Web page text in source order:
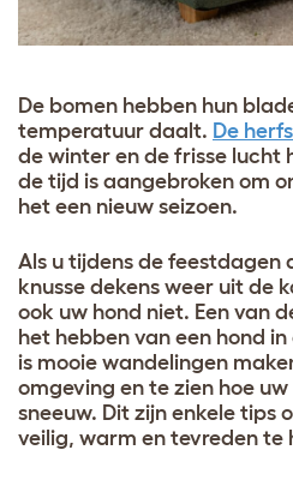
De bomen hebben hun
temperatuur daalt. De
de winter en de frisse lucht
de tijd is aangebroken om
het een nieuw seizoen.
Als u tijdens de feestdagen
knusse dekens weer uit de
ook uw hond niet. Een van
het hebben van een hond
is mooie wandelingen
omgeving en te zien hoe
sneeuw. Dit zijn enkele tips
veilig, warm en tevreden te